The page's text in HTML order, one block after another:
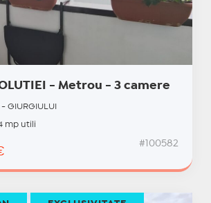
- Metrou - 3 camere
GIURGIULUI
mp utili
#100582